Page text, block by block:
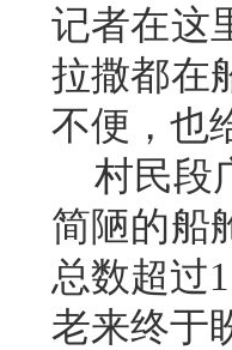
记者在这
拉撒都在
不便，也
村民段
简陋的船
总数超过
老来终于